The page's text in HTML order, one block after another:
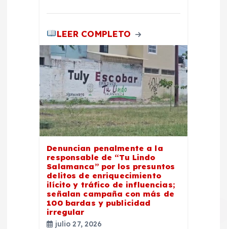
LEER COMPLETO
Denuncian penalmente a la
responsable de “Tu Lindo
Salamanca” por los presuntos
delitos de enriquecimiento
ilícito y tráfico de influencias;
señalan campaña con más de
100 bardas y publicidad
irregular
julio 27, 2026